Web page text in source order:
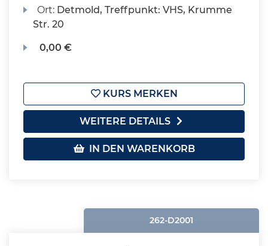
Ort: Detmold, Treffpunkt: VHS, Krumme
Str. 20
0,00 €
KURS MERKEN
WEITERE DETAILS
IN DEN WARENKORB
262-D2001